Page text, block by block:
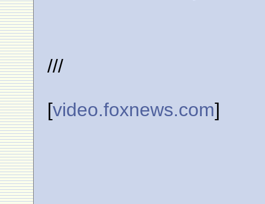
///
[video.foxnews.com]